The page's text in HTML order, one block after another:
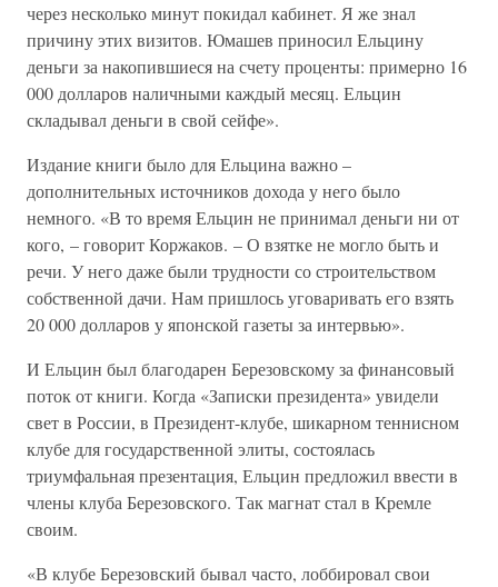
через несколько минут покидал кабинет. Я же знал
причину этих визитов. Юмашев приносил Ельцину
деньги за накопившиеся на счету проценты: примерно 16
000 долларов наличными каждый месяц. Ельцин
складывал деньги в свой сейфе».
Издание книги было для Ельцина важно –
дополнительных источников дохода у него было
немного. «В то время Ельцин не принимал деньги ни от
кого, – говорит Коржаков. – О взятке не могло быть и
речи. У него даже были трудности со строительством
собственной дачи. Нам пришлось уговаривать его взять
20 000 долларов у японской газеты за интервью».
И Ельцин был благодарен Березовскому за финансовый
поток от книги. Когда «Записки президента» увидели
свет в России, в Президент-клубе, шикарном теннисном
клубе для государственной элиты, состоялась
триумфальная презентация, Ельцин предложил ввести в
члены клуба Березовского. Так магнат стал в Кремле
своим.
«В клубе Березовский бывал часто, лоббировал свои